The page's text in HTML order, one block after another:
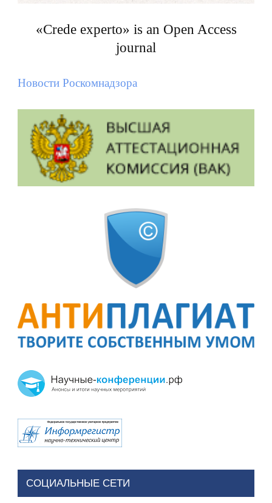
«Crede experto» is an Open Access
journal
Новости Роскомнадзора
СОЦИАЛЬНЫЕ СЕТИ